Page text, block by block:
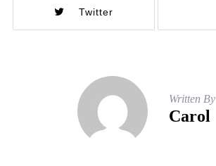
Twitter
Written By
Carol